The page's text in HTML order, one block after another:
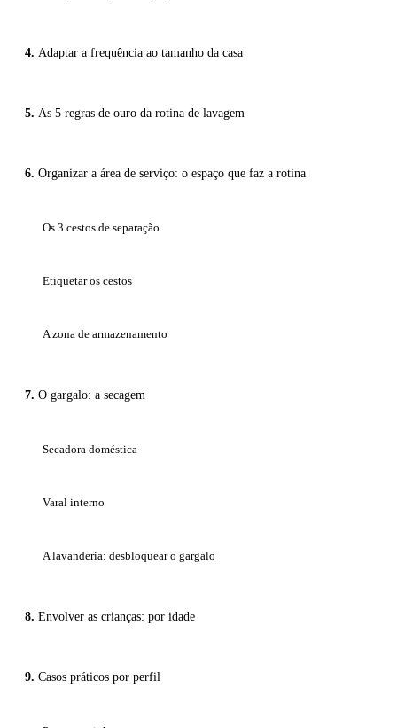
Adaptar a frequência ao tamanho da casa
As 5 regras de ouro da rotina de lavagem
Organizar a área de serviço: o espaço que faz a rotina
Os 3 cestos de separação
Etiquetar os cestos
A zona de armazenamento
O gargalo: a secagem
Secadora doméstica
Varal interno
A lavanderia: desbloquear o gargalo
Envolver as crianças: por idade
Casos práticos por perfil